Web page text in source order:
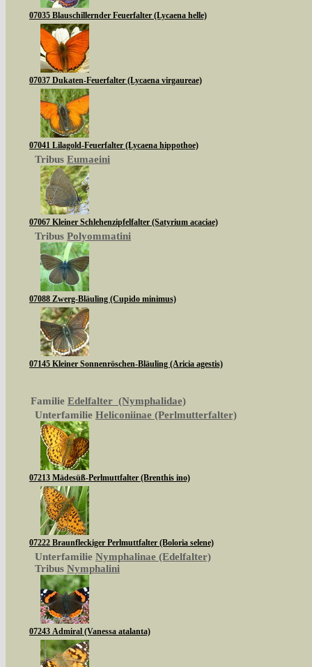
07035 Blauschillernder Feuerfalter (Lycaena helle)
07037 Dukaten-Feuerfalter (Lycaena virgaureae)
07041 Lilagold-Feuerfalter (Lycaena hippothoe)
Tribus Eumaeini
07067 Kleiner Schlehenzipfelfalter (Satyrium acaciae)
Tribus Polyommatini
07088 Zwerg-Bläuling (Cupido minimus)
07145 Kleiner Sonnenröschen-Bläuling (Aricia agestis)
Familie Edelfalter (Nymphalidae)
Unterfamilie Heliconiinae (Perlmutterfalter)
07213 Mädesüß-Perlmuttfalter (Brenthis ino)
07222 Braunfleckiger Perlmuttfalter (Boloria selene)
Unterfamilie Nymphalinae (Edelfalter)
Tribus Nymphalini
07243 Admiral (Vanessa atalanta)